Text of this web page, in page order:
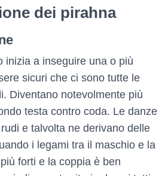
dei pirahna
inizia a inseguire una o più
sicuri che ci sono tutte le
Diventano notevolmente più
testa contro coda. Le danze
e talvolta ne derivano delle
i legami tra il maschio e la
forti e la coppia è ben